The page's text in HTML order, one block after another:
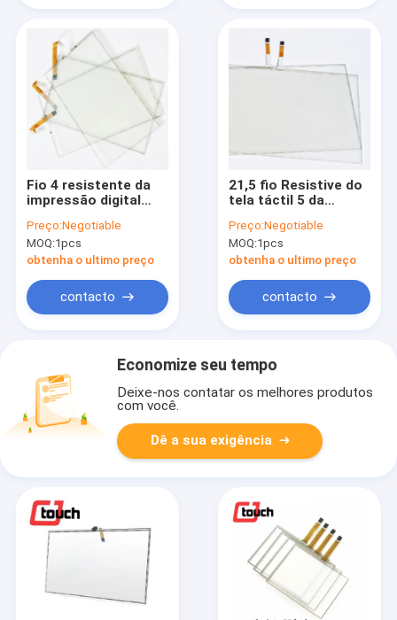
Fio 4 resistente da
impressão digital
táctil da claridade 15
polegadas
Preço:Negotiable
MOQ:1pcs
obtenha o ultimo preço
contacto
21,5 fio Resistive do
tela táctil 5 da
equipamento médico
Preço:Negotiable
MOQ:1pcs
obtenha o ultimo preço
contacto
Economize seu tempo
Deixe-nos contatar os melhores produtos
com você.
Dê a sua exigência